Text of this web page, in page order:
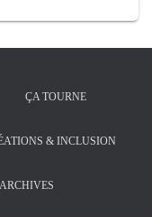
ÇA TOURNE
& INCLUSION
ARCHIVES